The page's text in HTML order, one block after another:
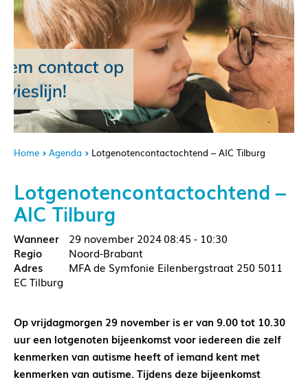
Home Agenda Lotgenotencontactochtend – AIC Tilburg
Lotgenotencontactochtend –
AIC Tilburg
29 november 202408:45 - 10:30
Noord-Brabant
MFA de Symfonie Eilenbergstraat 250 5011
EC Tilburg
Op vrijdagmorgen 29 november is er van 9.00 tot 10.30
uur een lotgenoten bijeenkomst voor iedereen die zelf
kenmerken van autisme heeft of iemand kent met
kenmerken van autisme. Tijdens deze bijeenkomst